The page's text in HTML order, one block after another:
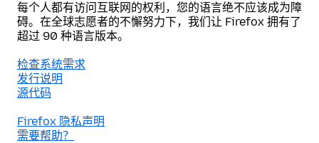
每个人都有访问互联网的权利，您的语言绝不应该成为障
碍。在全球志愿者的不懈努力下，我们让 Firefox 拥有了
超过 90 种语言版本。
检查系统需求
发行说明
源代码
Firefox 隐私声明
需要帮助？